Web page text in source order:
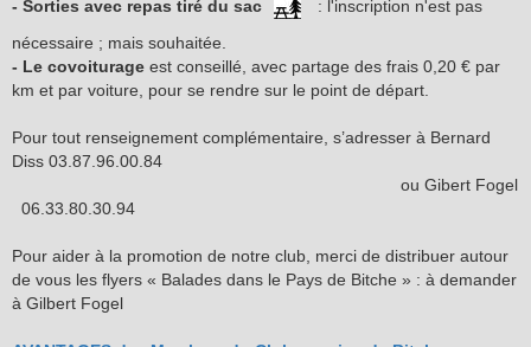
- Sorties avec repas tiré du sac
: l'inscription n'est pas
nécessaire ; mais souhaitée.
- Le covoiturage est conseillé, avec partage des frais 0,20 € par
km et par voiture, pour se rendre sur le point de départ.
Pour tout renseignement complémentaire, s’adresser à Bernard
Diss 03.87.96.00.84
ou Gibert Fogel
06.33.80.30.94
Pour aider à la promotion de notre club, merci de distribuer autour
de vous les flyers « Balades dans le Pays de Bitche » : à demander
à Gilbert Fogel